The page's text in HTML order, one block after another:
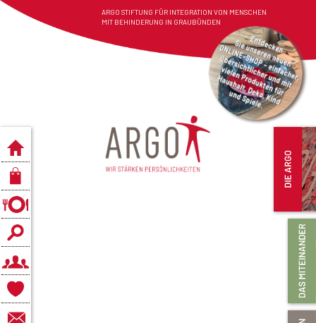
ARGO STIFTUNG FÜR INTEGRATION VON MENSCHEN
MIT BEHINDERUNG IN GRAUBÜNDEN